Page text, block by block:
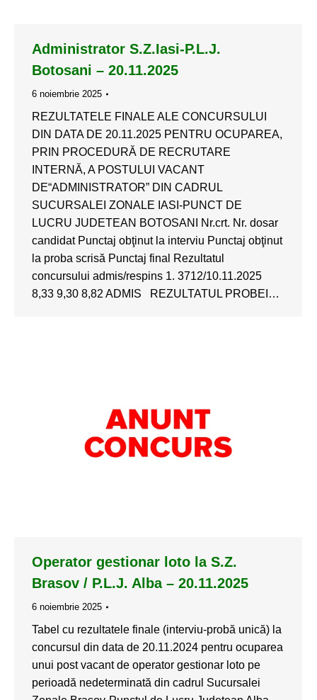
Administrator S.Z.Iasi-P.L.J.
Botosani – 20.11.2025
6 noiembrie 2025
REZULTATELE FINALE ALE CONCURSULUI
DIN DATA DE 20.11.2025 PENTRU OCUPAREA,
PRIN PROCEDURĂ DE RECRUTARE
INTERNĂ, A POSTULUI VACANT
DE“ADMINISTRATOR” DIN CADRUL
SUCURSALEI ZONALE IASI-PUNCT DE
LUCRU JUDETEAN BOTOSANI Nr.crt. Nr. dosar
candidat Punctaj obţinut la interviu Punctaj obţinut
la proba scrisă Punctaj final Rezultatul
concursului admis/respins 1. 3712/10.11.2025
8,33 9,30 8,82 ADMIS REZULTATUL PROBEI…
Operator gestionar loto la S.Z.
Brasov / P.L.J. Alba – 20.11.2025
6 noiembrie 2025
Tabel cu rezultatele finale (interviu-probă unică) la
concursul din data de 20.11.2024 pentru ocuparea
unui post vacant de operator gestionar loto pe
perioadă nedeterminată din cadrul Sucursalei